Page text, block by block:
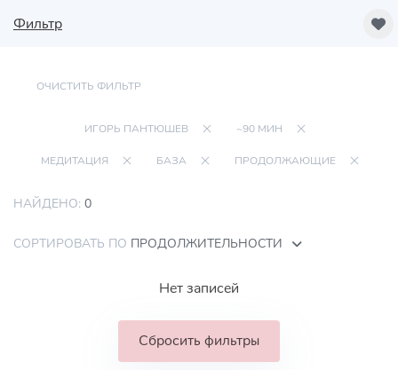
Фильтр
ОЧИСТИТЬ ФИЛЬТР
ИГОРЬ ПАНТЮШЕВ ~90 МИН
МЕДИТАЦИЯ БАЗА ПРОДОЛЖАЮЩИЕ
НАЙДЕНО: 0
СОРТИРОВАТЬ ПО ПРОДОЛЖИТЕЛЬНОСТИ
Нет записей
Сбросить фильтры